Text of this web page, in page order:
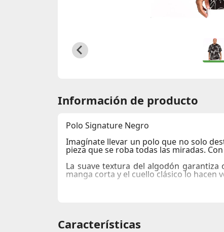
Información de producto
Polo Signature Negro
Imagínate llevar un polo que no solo
pieza que se roba todas las miradas.
La suave textura del algodón
manga corta y el cuello clásico lo hacen
Si buscas una prenda que destaque
Características